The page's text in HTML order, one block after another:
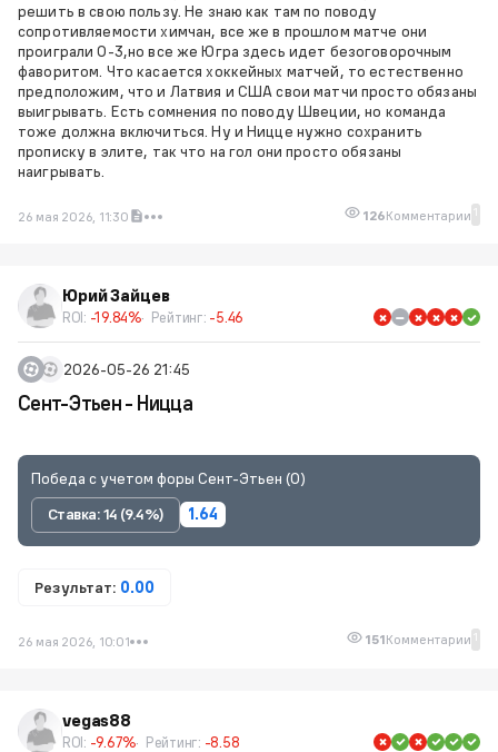
решить в свою пользу. Не знаю как там по поводу
сопротивляемости химчан, все же в прошлом матче они
проиграли 0-3,но все же Югра здесь идет безоговорочным
фаворитом. Что касается хоккейных матчей, то естественно
предположим, что и Латвия и США свои матчи просто обязаны
выигрывать. Есть сомнения по поводу Швеции, но команда
тоже должна включиться. Ну и Ницце нужно сохранить
прописку в элите, так что на гол они просто обязаны
наигрывать.
26 мая 2026, 11:30 126Комментарии 1
Юрий Зайцев
ROI: -19.84% Рейтинг: -5.46
2026-05-26 21:45
Сент-Этьен - Ницца
Победа с учетом форы Сент-Этьен (0)
Ставка: 14 (9.4%)
1.64
Результат: 0.00
26 мая 2026, 10:01 151Комментарии 1
vegas88
ROI: -9.67% Рейтинг: -8.58